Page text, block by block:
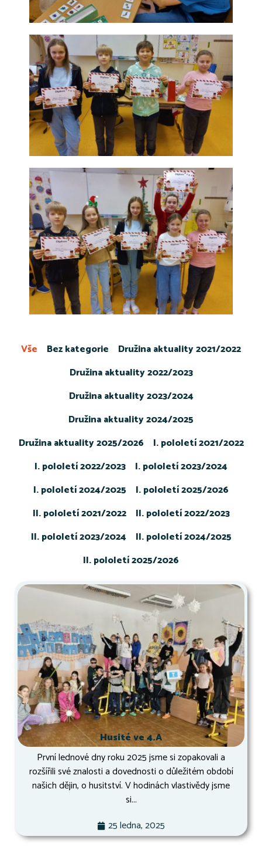
Bez kategorie
Družina aktuality 2021/2022
Družina aktuality 2022/2023
Družina aktuality 2023/2024
Družina aktuality 2024/2025
Družina aktuality 2025/2026
I. pololetí 2021/2022
I. pololetí 2022/2023
I. pololetí 2023/2024
I. pololetí 2024/2025
I. pololetí 2025/2026
II. pololetí 2021/2022
II. pololetí 2022/2023
II. pololetí 2023/2024
II. pololetí 2024/2025
II. pololetí 2025/2026
Vše
Husité ve 4.A
První lednové dny roku 2025 jsme si zopakovali a
rozšířili své znalosti a dovednosti o důležitém období
našich dějin, o husitství. V hodinách vlastivědy jsme
si...
25 ledna, 2025